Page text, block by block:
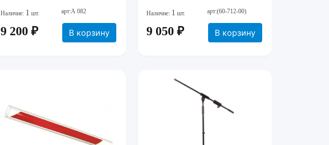
Наличие: 1 шт. арт:А 082
9 200 ₽ В корзину
Наличие: 1 шт. арт:(60-712-00)
9 050 ₽ В корзину